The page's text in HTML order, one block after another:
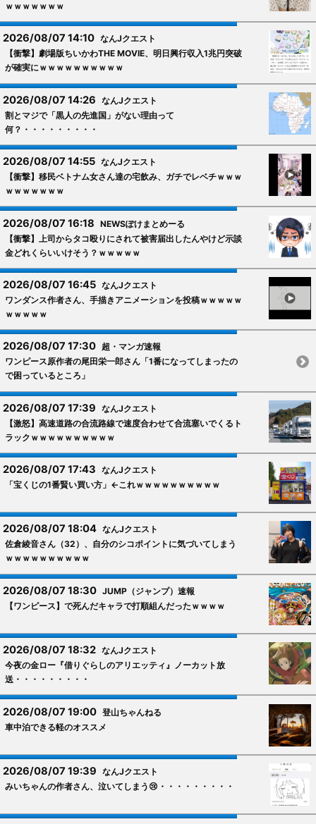
ｗｗｗｗｗｗｗ
2026/08/07 14:10なんJクエスト
【衝撃】劇場版ちいかわTHE MOVIE、明日興行収入1兆円突破
が確実にｗｗｗｗｗｗｗｗｗｗ
2026/08/07 14:26なんJクエスト
割とマジで「黒人の先進国」がない理由って
何？・・・・・・・・・
2026/08/07 14:55なんJクエスト
【衝撃】移民ベトナム女さん達の宅飲み、ガチでレベチｗｗｗ
ｗｗｗｗｗｗｗ
2026/08/07 16:18NEWSぽけまとめーる
【衝撃】上司からタコ殴りにされて被害届出したんやけど示談
金どれくらいいけそう？ｗｗｗｗｗ
2026/08/07 16:45なんJクエスト
ワンダンス作者さん、手描きアニメーションを投稿ｗｗｗｗｗ
ｗｗｗｗｗ
2026/08/07 17:30超・マンガ速報
ワンピース原作者の尾田栄一郎さん「1番になってしまったの
で困っているところ」
2026/08/07 17:39なんJクエスト
【激怒】高速道路の合流路線で速度合わせて合流塞いでくるト
ラックｗｗｗｗｗｗｗｗｗｗ
2026/08/07 17:43なんJクエスト
「宝くじの1番賢い買い方」←これｗｗｗｗｗｗｗｗｗｗ
2026/08/07 18:04なんJクエスト
佐倉綾音さん（32）、自分のシコポイントに気づいてしまう
ｗｗｗｗｗｗｗｗｗｗ
2026/08/07 18:30JUMP（ジャンプ）速報
【ワンピース】で死んだキャラで打順組んだったｗｗｗｗ
2026/08/07 18:32なんJクエスト
今夜の金ロー『借りぐらしのアリエッティ』ノーカット放
送・・・・・・・・・
2026/08/07 19:00登山ちゃんねる
車中泊できる軽のオススメ
2026/08/07 19:39なんJクエスト
みいちゃんの作者さん、泣いてしまう😢・・・・・・・・・